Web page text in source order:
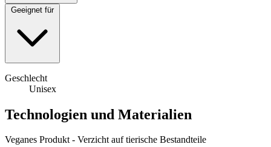
Geeignet für
Geschlecht
Unisex
Technologien und Materialien
Veganes Produkt - Verzicht auf tierische Bestandteile